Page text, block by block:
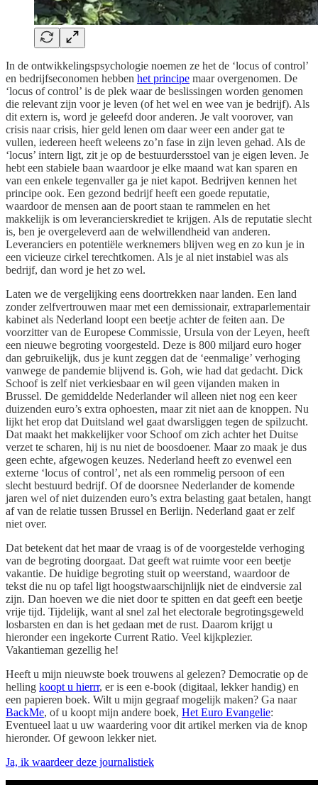
In de ontwikkelingspsychologie noemen ze het de ‘locus of control’
en bedrijfseconomen hebben het principe maar overgenomen. De
‘locus of control’ is de plek waar de beslissingen worden genomen
die relevant zijn voor je leven (of het wel en wee van je bedrijf). Als
dit extern is, word je geleefd door anderen. Je valt voorover, van
crisis naar crisis, hier geld lenen om daar weer een ander gat te
vullen, iedereen heeft weleens zo’n fase in zijn leven gehad. Als de
‘locus’ intern ligt, zit je op de bestuurdersstoel van je eigen leven. Je
hebt een stabiele baan waardoor je elke maand wat kan sparen en
van een enkele tegenvaller ga je niet kapot. Bedrijven kennen het
principe ook. Een gezond bedrijf heeft een goede reputatie,
waardoor de mensen aan de poort staan te rammelen en het
makkelijk is om leverancierskrediet te krijgen. Als de reputatie slecht
is, ben je overgeleverd aan de welwillendheid van anderen.
Leveranciers en potentiële werknemers blijven weg en zo kun je in
een vicieuze cirkel terechtkomen. Als je al niet instabiel was als
bedrijf, dan word je het zo wel.
Laten we de vergelijking eens doortrekken naar landen. Een land
zonder zelfvertrouwen maar met een demissionair, extraparlementair
kabinet als Nederland loopt een beetje achter de feiten aan. De
voorzitter van de Europese Commissie, Ursula von der Leyen, heeft
een nieuwe begroting voorgesteld. Deze is 800 miljard euro hoger
dan gebruikelijk, dus je kunt zeggen dat de ‘eenmalige’ verhoging
vanwege de pandemie blijvend is. Goh, wie had dat gedacht. Dick
Schoof is zelf niet verkiesbaar en wil geen vijanden maken in
Brussel. De gemiddelde Nederlander wil alleen niet nog een keer
duizenden euro’s extra ophoesten, maar zit niet aan de knoppen. Nu
lijkt het erop dat Duitsland wel gaat dwarsliggen tegen de spilzucht.
Dat maakt het makkelijker voor Schoof om zich achter het Duitse
verzet te scharen, hij is nu niet de boosdoener. Maar zo maak je dus
geen echte, afgewogen keuzes. Nederland heeft zo evenwel een
externe ‘locus of control’, net als een rommelig persoon of een
slecht bestuurd bedrijf. Of de doorsnee Nederlander de komende
jaren wel of niet duizenden euro’s extra belasting gaat betalen, hangt
af van de relatie tussen Brussel en Berlijn. Nederland gaat er zelf
niet over.
Dat betekent dat het maar de vraag is of de voorgestelde verhoging
van de begroting doorgaat. Dat geeft wat ruimte voor een beetje
vakantie. De huidige begroting stuit op weerstand, waardoor de
tekst die nu op tafel ligt hoogstwaarschijnlijk niet de eindversie zal
zijn. Dan hoeven we die niet door te spitten en dat geeft een beetje
vrije tijd. Tijdelijk, want al snel zal het electorale begrotingsgeweld
losbarsten en dan is het gedaan met de rust. Daarom krijgt u
hieronder een ingekorte Current Ratio. Veel kijkplezier.
Vakantieman gezellig he!
Heeft u mijn nieuwste boek trouwens al gelezen? Democratie op de
helling koopt u hierrr, er is een e-book (digitaal, lekker handig) en
een papieren boek. Wilt u mijn gegraaf mogelijk maken? Ga naar
BackMe, of u koopt mijn andere boek, Het Euro Evangelie:
Eventueel laat u uw waardering voor dit artikel merken via de knop
hieronder. Of gewoon lekker niet.
Ja, ik waardeer deze journalistiek